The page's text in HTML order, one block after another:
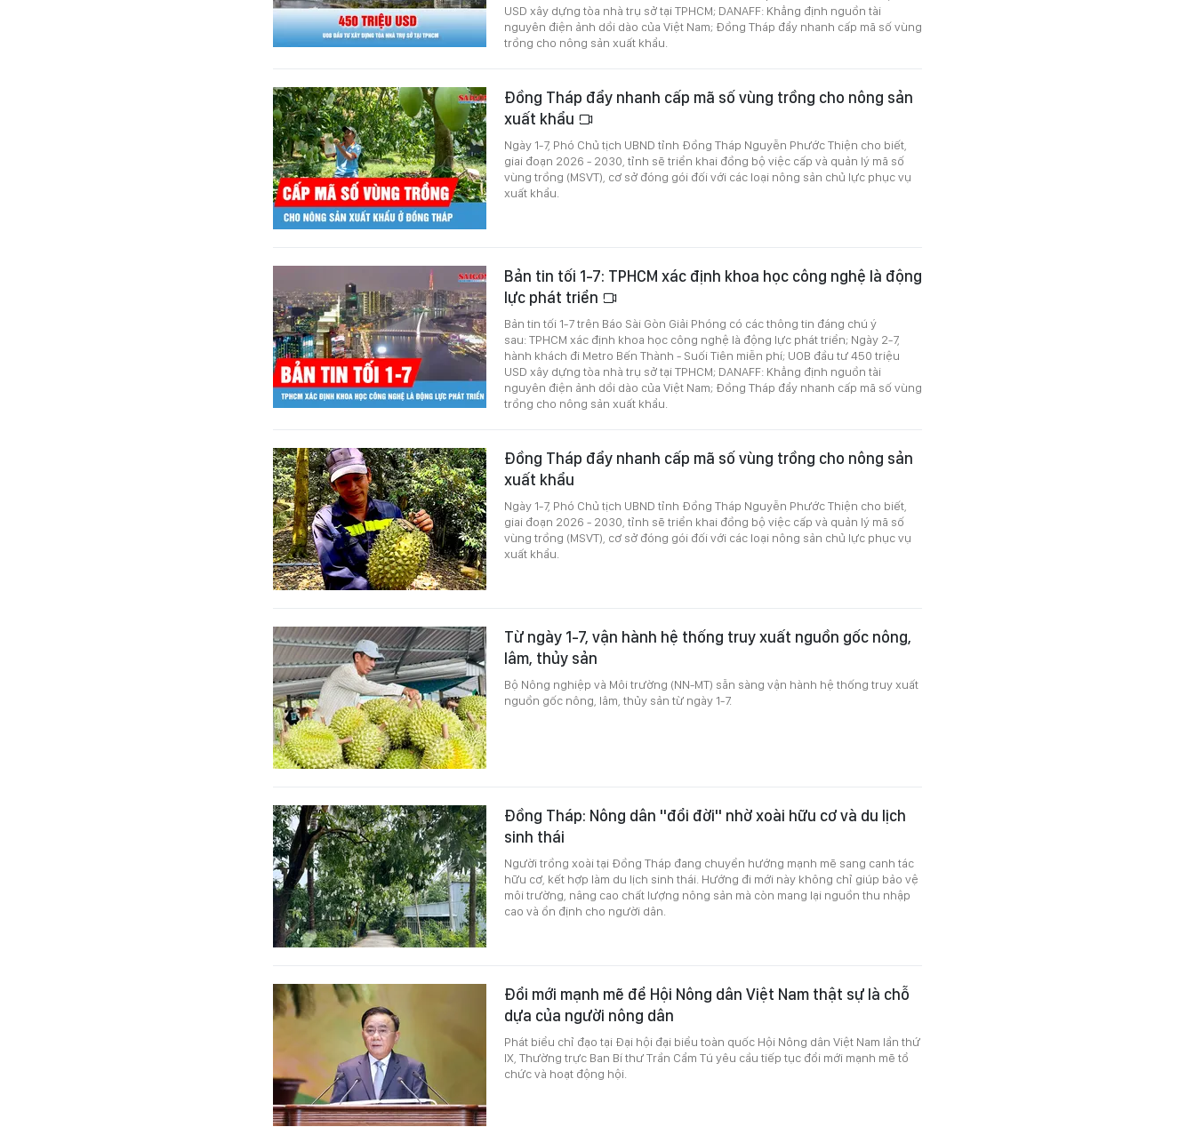
USD xây dựng tòa nhà trụ sở tại TPHCM; DANAFF: Khẳng định nguồn tài
nguyên điện ảnh dồi dào của Việt Nam; Đồng Tháp đẩy nhanh cấp mã số vùng
trồng cho nông sản xuất khẩu.
Đồng Tháp đẩy nhanh cấp mã số vùng trồng cho nông sản
xuất khẩu
Ngày 1-7, Phó Chủ tịch UBND tỉnh Đồng Tháp Nguyễn Phước Thiện cho biết,
giai đoạn 2026 - 2030, tỉnh sẽ triển khai đồng bộ việc cấp và quản lý mã số
vùng trồng (MSVT), cơ sở đóng gói đối với các loại nông sản chủ lực phục vụ
xuất khẩu.
Bản tin tối 1-7: TPHCM xác định khoa học công nghệ là động
lực phát triển
Bản tin tối 1-7 trên Báo Sài Gòn Giải Phóng có các thông tin đáng chú ý
sau: TPHCM xác định khoa học công nghệ là động lực phát triển; Ngày 2-7,
hành khách đi Metro Bến Thành - Suối Tiên miễn phí; UOB đầu tư 450 triệu
USD xây dựng tòa nhà trụ sở tại TPHCM; DANAFF: Khẳng định nguồn tài
nguyên điện ảnh dồi dào của Việt Nam; Đồng Tháp đẩy nhanh cấp mã số vùng
trồng cho nông sản xuất khẩu.
Đồng Tháp đẩy nhanh cấp mã số vùng trồng cho nông sản
xuất khẩu
Ngày 1-7, Phó Chủ tịch UBND tỉnh Đồng Tháp Nguyễn Phước Thiện cho biết,
giai đoạn 2026 - 2030, tỉnh sẽ triển khai đồng bộ việc cấp và quản lý mã số
vùng trồng (MSVT), cơ sở đóng gói đối với các loại nông sản chủ lực phục vụ
xuất khẩu.
Từ ngày 1-7, vận hành hệ thống truy xuất nguồn gốc nông,
lâm, thủy sản
Bộ Nông nghiệp và Môi trường (NN-MT) sẵn sàng vận hành hệ thống truy xuất
nguồn gốc nông, lâm, thủy sản từ ngày 1-7.
Đồng Tháp: Nông dân "đổi đời" nhờ xoài hữu cơ và du lịch
sinh thái
Người trồng xoài tại Đồng Tháp đang chuyển hướng mạnh mẽ sang canh tác
hữu cơ, kết hợp làm du lịch sinh thái. Hướng đi mới này không chỉ giúp bảo vệ
môi trường, nâng cao chất lượng nông sản mà còn mang lại nguồn thu nhập
cao và ổn định cho người dân.
Đổi mới mạnh mẽ để Hội Nông dân Việt Nam thật sự là chỗ
dựa của người nông dân
Phát biểu chỉ đạo tại Đại hội đại biểu toàn quốc Hội Nông dân Việt Nam lần thứ
IX, Thường trực Ban Bí thư Trần Cẩm Tú yêu cầu tiếp tục đổi mới mạnh mẽ tổ
chức và hoạt động hội.